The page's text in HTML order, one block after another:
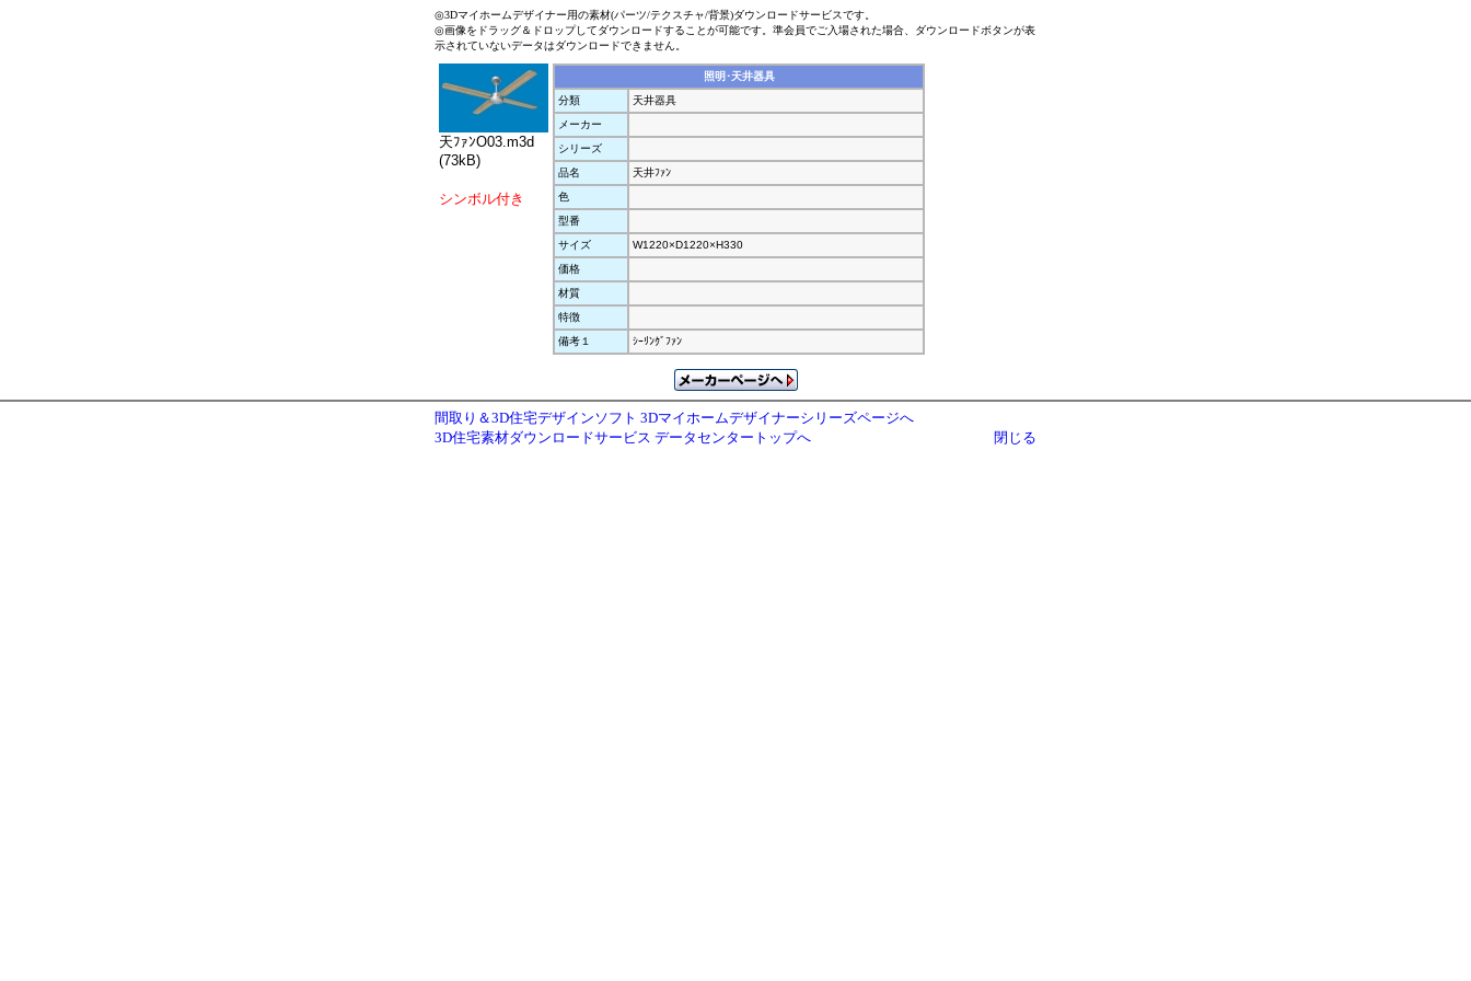
◎3Dマイホームデザイナー用の素材(パーツ/テクスチャ/背景)ダウンロードサービスです。
◎画像をドラッグ＆ドロップしてダウンロードすることが可能です。準会員でご入場された場合、ダウンロードボタンが表
示されていないデータはダウンロードできません。
天ﾌｧﾝO03.m3d
(73kB)
シンボル付き
照明･天井器具
分類
天井器具
メーカー
シリーズ
品名
天井ﾌｧﾝ
色
型番
サイズ
W1220×D1220×H330
価格
材質
特徴
備考１
ｼｰﾘﾝｸﾞﾌｧﾝ
間取り＆3D住宅デザインソフト 3Dマイホームデザイナーシリーズページへ
3D住宅素材ダウンロードサービス データセンタートップへ
閉じる